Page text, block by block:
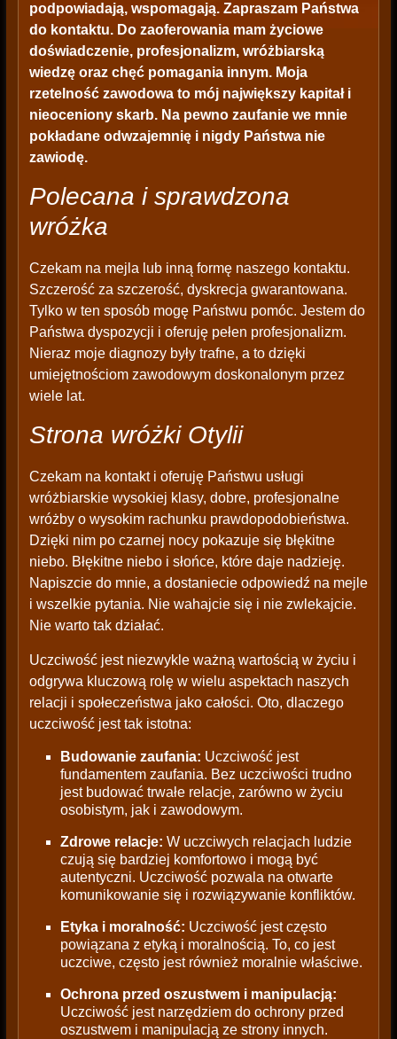
podpowiadają, wspomagają. Zapraszam Państwa
do kontaktu. Do zaoferowania mam życiowe
doświadczenie, profesjonalizm, wróżbiarską
wiedzę oraz chęć pomagania innym. Moja
rzetelność zawodowa to mój największy kapitał i
nieoceniony skarb. Na pewno zaufanie we mnie
pokładane odwzajemnię i nigdy Państwa nie
zawiodę.
Polecana i sprawdzona
wróżka
Czekam na mejla lub inną formę naszego kontaktu.
Szczerość za szczerość, dyskrecja gwarantowana.
Tylko w ten sposób mogę Państwu pomóc. Jestem do
Państwa dyspozycji i oferuję pełen profesjonalizm.
Nieraz moje diagnozy były trafne, a to dzięki
umiejętnościom zawodowym doskonalonym przez
wiele lat.
Strona wróżki Otylii
Czekam na kontakt i oferuję Państwu usługi
wróżbiarskie wysokiej klasy, dobre, profesjonalne
wróżby o wysokim rachunku prawdopodobieństwa.
Dzięki nim po czarnej nocy pokazuje się błękitne
niebo. Błękitne niebo i słońce, które daje nadzieję.
Napiszcie do mnie, a dostaniecie odpowiedź na mejle
i wszelkie pytania. Nie wahajcie się i nie zwlekajcie.
Nie warto tak działać.
Uczciwość jest niezwykle ważną wartością w życiu i
odgrywa kluczową rolę w wielu aspektach naszych
relacji i społeczeństwa jako całości. Oto, dlaczego
uczciwość jest tak istotna:
Budowanie zaufania: Uczciwość jest
fundamentem zaufania. Bez uczciwości trudno
jest budować trwałe relacje, zarówno w życiu
osobistym, jak i zawodowym.
Zdrowe relacje: W uczciwych relacjach ludzie
czują się bardziej komfortowo i mogą być
autentyczni. Uczciwość pozwala na otwarte
komunikowanie się i rozwiązywanie konfliktów.
Etyka i moralność: Uczciwość jest często
powiązana z etyką i moralnością. To, co jest
uczciwe, często jest również moralnie właściwe.
Ochrona przed oszustwem i manipulacją:
Uczciwość jest narzędziem do ochrony przed
oszustwem i manipulacją ze strony innych.